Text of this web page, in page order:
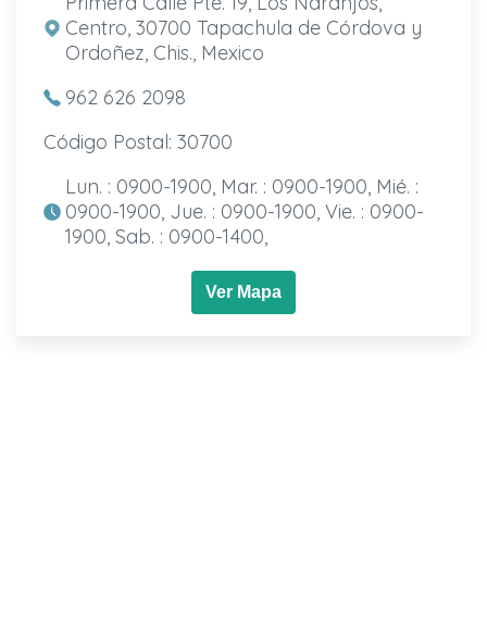
Centro, 30700 Tapachula de Córdova y
Ordoñez, Chis., Mexico
962 626 2098
Código Postal: 30700
Lun. : 0900-1900, Mar. : 0900-1900, Mié. :
0900-1900, Jue. : 0900-1900, Vie. : 0900-
1900, Sab. : 0900-1400,
Ver Mapa